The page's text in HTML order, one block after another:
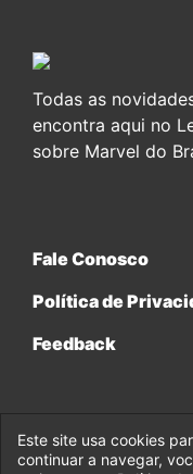
Todas as
encontra aqui no
sobre Marvel do
Fale Conosco
Política de
Feedback
© 2017-2026
Este site usa cookies
continuar a navegar,